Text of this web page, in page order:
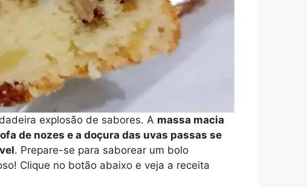
explosão de sabores. A massa macia
de nozes e a doçura das uvas passas se
. Prepare-se para saborear um bolo
Clique no botão abaixo e veja a receita